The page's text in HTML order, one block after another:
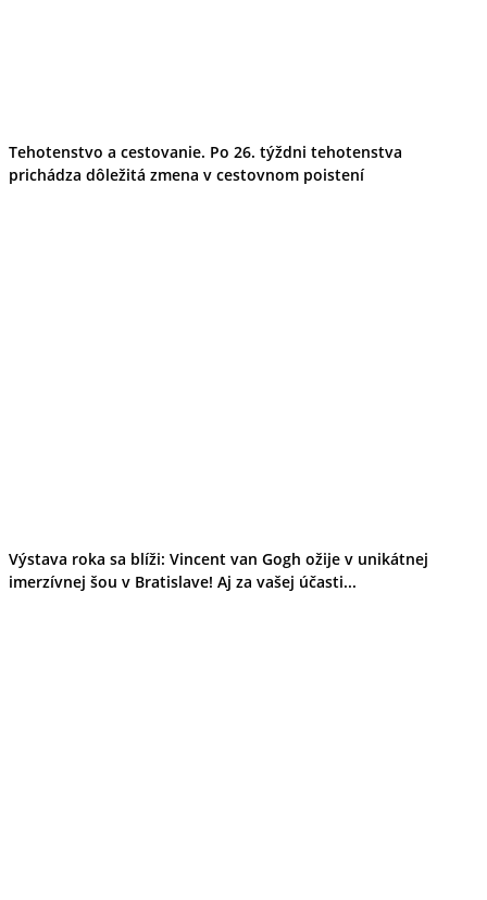
Tehotenstvo a cestovanie. Po 26. týždni tehotenstva
prichádza dôležitá zmena v cestovnom poistení
Výstava roka sa blíži: Vincent van Gogh ožije v unikátnej
imerzívnej šou v Bratislave! Aj za vašej účasti...